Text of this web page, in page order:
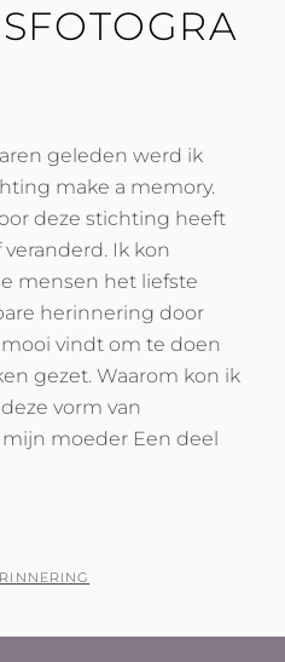
geleden werd ik
make a memory.
deze stichting heeft
Ik kon
mensen het liefste
herinnering door
vindt om te doen
gezet. Waarom kon ik
vorm van
moeder Een deel